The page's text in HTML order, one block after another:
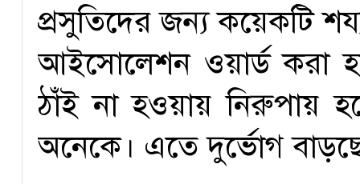
প্রসুতিদের জন্য কয়েকটি
আইসোলেশন ওয়ার্ড করা
ঠাঁই না হওয়ায় নিরুপায়
অনেকে। এতে দুর্ভোগ